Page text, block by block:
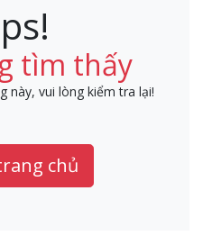
tìm thấy
này, vui lòng kiểm tra lại!
chủ